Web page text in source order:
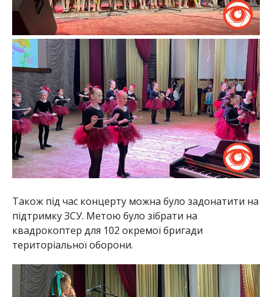
Також під час концерту можна було задонатити на
підтримку ЗСУ. Метою було зібрати на
квадрокоптер для 102 окремої бригади
територіальної оборони.